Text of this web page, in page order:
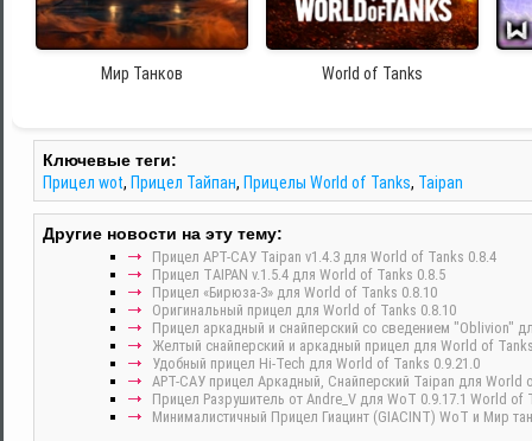
Мир Танков World of Tanks
Ключевые теги:
Прицел wot, Прицел Тайпан, Прицелы World of Tanks, Taipan
Другие новости на эту тему:
Прицел АРТ-САУ Taipan v1.4.3 для World of Tanks 0.8.4
Прицел TAIPAN v.1.5.4 для World of Tanks 0.8.5
Прицел «Бирюза-3» для World of Tanks 0.8.10
Оригинальный прицел для World of Tanks 0.8.10
Прицел аркадный и снайперский со сведением "Oblivion"
Желтый снайперский и аркадный прицел для World of
Удобный прицел Hi-Tech для World of Tanks 0.9.21.0
АРТ-САУ прицел Аркадный, Снайперский Taipan для World
Прицел Разрушитель от Andre_V для WoT 0.9.17.1 World of
Минималистичный Прицел Гиацинт (GIACINT) WoT и Мир